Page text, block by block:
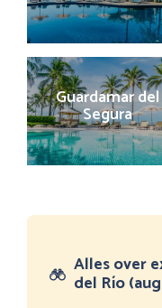
Guardamar del
Segura
Alles over
del Río